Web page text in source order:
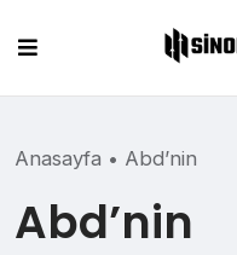
content
Anasayfa • Abd’nin
Abd’nin